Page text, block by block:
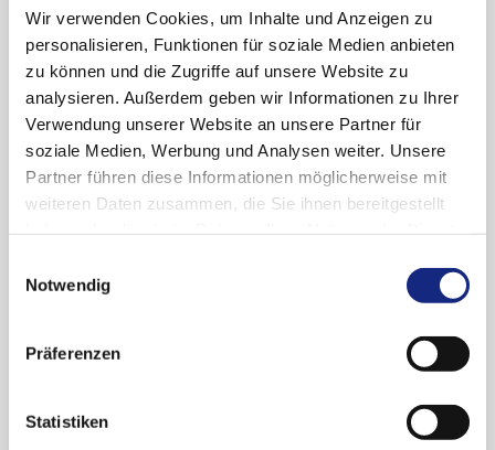
Wir verwenden Cookies, um Inhalte und Anzeigen zu
personalisieren, Funktionen für soziale Medien anbieten
zu können und die Zugriffe auf unsere Website zu
analysieren. Außerdem geben wir Informationen zu Ihrer
Verwendung unserer Website an unsere Partner für
soziale Medien, Werbung und Analysen weiter. Unsere
Partner führen diese Informationen möglicherweise mit
weiteren Daten zusammen, die Sie ihnen bereitgestellt
Cookies, wenn Sie unsere Webseite weiterhin
Notwendig
Präferenzen
Statistiken
Non-Hodgkin-Lymphom wurden versehentlich 2
mg Vincristin intrathekal injiziert. Gleichzeitig
erhielt er (in richtiger Anwendung) Cytarabin
und Methotrexat intrathekal verabreicht. Der
folgenschwere Fehler wurde frühzeitig bemerkt;
obwohl sofort eine Spülung der
Zerebrospinalflüssigkeit eingeleitet wurde,
entwickelte sich bei dem Patienten ein
der Leberwerte auf. Schließlich entwickelte sich
Patient konnte nicht gerettet werden. Die
mikroskopisch ausgedehnte Schädigungen des
Rückenmarks und verschiedener Teile des